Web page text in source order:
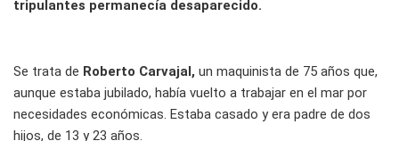
tripulantes permanecía desaparecido.
Se trata de Roberto Carvajal, un maquinista de 75 años que,
aunque estaba jubilado, había vuelto a trabajar en el mar por
necesidades económicas. Estaba casado y era padre de dos
hijos, de 13 y 23 años.